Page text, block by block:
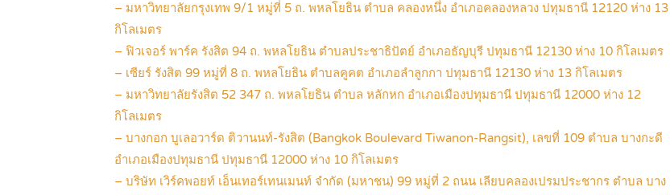
– มหาวิทยาลัยกรุงเทพ 9/1 หมู่ที่ 5 ถ. พหลโยธิน ตำบล คลองหนึ่ง อำเภอคลองหลวง ปทุมธานี 12120 ห่าง 13
กิโลเมตร
– ฟิวเจอร์ พาร์ค รังสิต 94 ถ. พหลโยธิน ตําบลประชาธิปัตย์ อำเภอธัญบุรี ปทุมธานี 12130 ห่าง 10 กิโลเมตร
– เซียร์ รังสิต 99 หมู่ที่ 8 ถ. พหลโยธิน ตำบลคูคต อำเภอลำลูกกา ปทุมธานี 12130 ห่าง 13 กิโลเมตร
– มหาวิทยาลัยรังสิต 52 347 ถ. พหลโยธิน ตำบล หลักหก อำเภอเมืองปทุมธานี ปทุมธานี 12000 ห่าง 12
กิโลเมตร
– บางกอก บูเลอวาร์ด ติวานนท์-รังสิต (Bangkok Boulevard Tiwanon-Rangsit), เลขที่ 109 ตำบล บางกะดี
อำเภอเมืองปทุมธานี ปทุมธานี 12000 ห่าง 10 กิโลเมตร
– บริษัท เวิร์คพอยท์ เอ็นเทอร์เทนเมนท์ จำกัด (มหาชน) 99 หมู่ที่ 2 ถนน เลียบคลองเปรมประชากร ตำบล บาง